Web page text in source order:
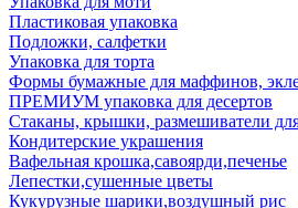
Пластиковая упаковка
Подложки, салфетки
Упаковка для торта
Формы бумажные для маффинов,
ПРЕМИУМ упаковка для десертов
Стаканы, крышки, размешиватели
Кондитерские украшения
Вафельная крошка,савоярди,печенье
Лепестки,сушенные цветы
Кукурузные шарики,воздушный рис